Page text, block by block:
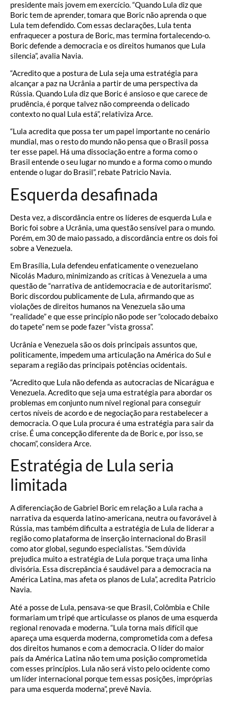
presidente mais jovem em exercício. “Quando Lula diz que
Boric tem de aprender, tomara que Boric não aprenda o que
Lula tem defendido. Com essas declarações, Lula tenta
enfraquecer a postura de Boric, mas termina fortalecendo-o.
Boric defende a democracia e os direitos humanos que Lula
silencia”, avalia Navia.
“Acredito que a postura de Lula seja uma estratégia para
alcançar a paz na Ucrânia a partir de uma perspectiva da
Rússia. Quando Lula diz que Boric é ansioso e que carece de
prudência, é porque talvez não compreenda o delicado
contexto no qual Lula está”, relativiza Arce.
“Lula acredita que possa ter um papel importante no cenário
mundial, mas o resto do mundo não pensa que o Brasil possa
ter esse papel. Há uma dissociação entre a forma como o
Brasil entende o seu lugar no mundo e a forma como o mundo
entende o lugar do Brasil”, rebate Patricio Navia.
Esquerda desafinada
Desta vez, a discordância entre os líderes de esquerda Lula e
Boric foi sobre a Ucrânia, uma questão sensível para o mundo.
Porém, em 30 de maio passado, a discordância entre os dois foi
sobre a Venezuela.
Em Brasília, Lula defendeu enfaticamente o venezuelano
Nicolás Maduro, minimizando as críticas à Venezuela a uma
questão de “narrativa de antidemocracia e de autoritarismo”.
Boric discordou publicamente de Lula, afirmando que as
violações de direitos humanos na Venezuela são uma
“realidade” e que esse princípio não pode ser “colocado debaixo
do tapete” nem se pode fazer “vista grossa”.
Ucrânia e Venezuela são os dois principais assuntos que,
politicamente, impedem uma articulação na América do Sul e
separam a região das principais potências ocidentais.
“Acredito que Lula não defenda as autocracias de Nicarágua e
Venezuela. Acredito que seja uma estratégia para abordar os
problemas em conjunto num nível regional para conseguir
certos níveis de acordo e de negociação para restabelecer a
democracia. O que Lula procura é uma estratégia para sair da
crise. É uma concepção diferente da de Boric e, por isso, se
chocam”, considera Arce.
Estratégia de Lula seria
limitada
A diferenciação de Gabriel Boric em relação a Lula racha a
narrativa da esquerda latino-americana, neutra ou favorável à
Rússia, mas também dificulta a estratégia de Lula de liderar a
região como plataforma de inserção internacional do Brasil
como ator global, segundo especialistas. “Sem dúvida
prejudica muito a estratégia de Lula porque traça uma linha
divisória. Essa discrepância é saudável para a democracia na
América Latina, mas afeta os planos de Lula”, acredita Patricio
Navia.
Até a posse de Lula, pensava-se que Brasil, Colômbia e Chile
formariam um tripé que articulasse os planos de uma esquerda
regional renovada e moderna. “Lula torna mais difícil que
apareça uma esquerda moderna, comprometida com a defesa
dos direitos humanos e com a democracia. O líder do maior
país da América Latina não tem uma posição comprometida
com esses princípios. Lula não será visto pelo ocidente como
um líder internacional porque tem essas posições, impróprias
para uma esquerda moderna”, prevê Navia.